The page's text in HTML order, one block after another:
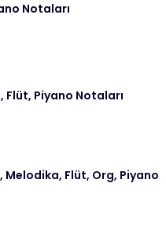
Notaları
Flüt, Piyano Notaları
Flüt, Org, Piyano